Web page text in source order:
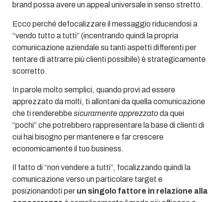
brand possa avere un appeal universale in senso stretto.
Ecco perché defocalizzare il messaggio riducendosi a
“vendo tutto a tutti” (incentrando quindi la propria
comunicazione aziendale su tanti aspetti differenti per
tentare di attrarre più clienti possibile) è strategicamente
scorretto.
In parole molto semplici, quando provi ad essere
apprezzato da molti, ti allontani da quella comunicazione
che ti renderebbesicuramente apprezzatoda quei
“pochi” che potrebbero rappresentare la base di clienti di
cui hai bisogno per mantenere e far crescere
economicamente il tuo business.
Il fatto di “non vendere a tutti”, focalizzando quindi la
comunicazione verso un particolare target e
posizionandoti per un singolo fattore in relazione alla